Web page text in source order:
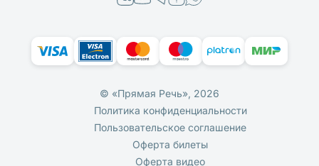
© «Прямая Речь», 2026
Политика конфиденциальности
Пользовательское соглашение
Оферта билеты
Оферта видео